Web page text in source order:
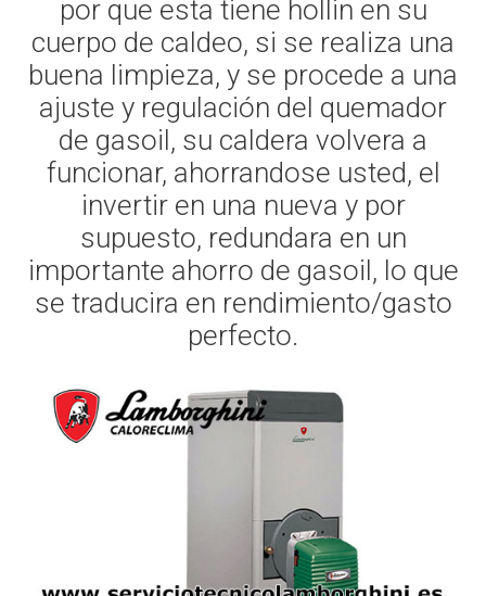
por que esta tiene hollin en su
cuerpo de caldeo, si se realiza una
buena limpieza, y se procede a una
ajuste y regulación del quemador
de gasoil, su caldera volvera a
funcionar, ahorrandose usted, el
invertir en una nueva y por
supuesto, redundara en un
importante ahorro de gasoil, lo que
se traducira en rendimiento/gasto
perfecto.